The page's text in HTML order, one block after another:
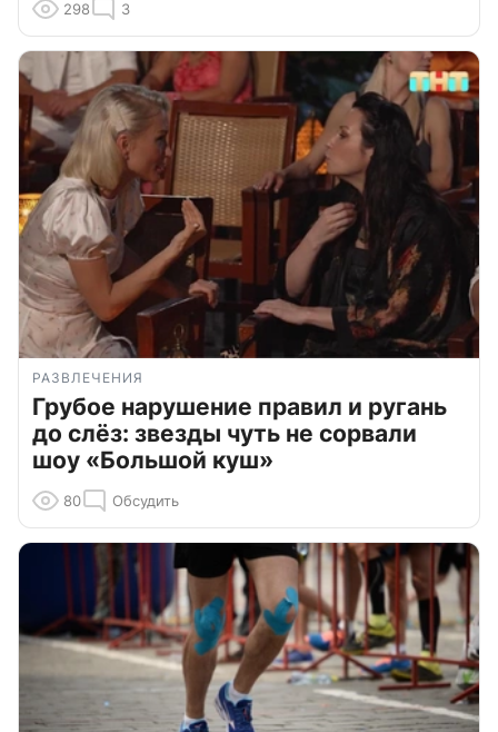
298 3
РАЗВЛЕЧЕНИЯ
Грубое нарушение правил и ругань
до слёз: звезды чуть не сорвали
шоу «Большой куш»
80 Обсудить